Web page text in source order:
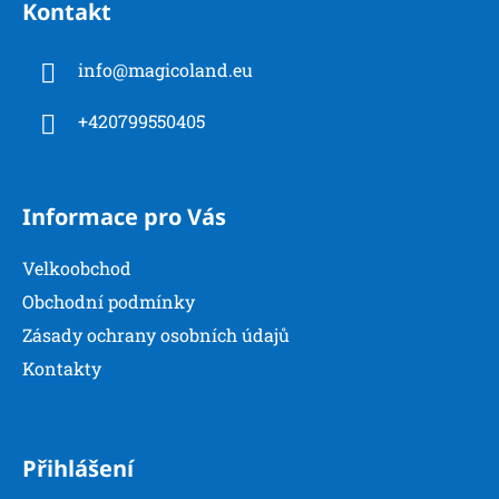
v
Kontakt
info@magicoland.eu
+420799550405
Informace pro Vás
Velkoobchod
Obchodní podmínky
Zásady ochrany osobních údajů
Kontakty
Přihlášení